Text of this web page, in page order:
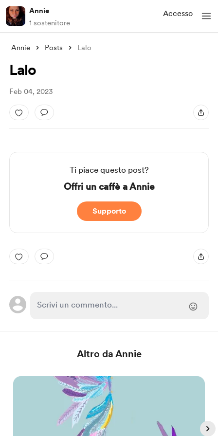
Annie
1 sostenitore
Accesso
Annie Posts Lalo
Lalo
Feb 04, 2023
Ti piace questo post?
Offri un caffè a Annie
Supporto
Altro da Annie